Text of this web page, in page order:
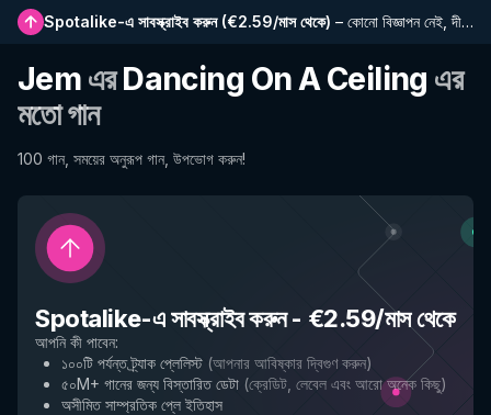
Spotalike-এ সাবস্ক্রাইব করুন(€2.59/মাস থেকে) – কোনো বিজ্ঞাপন নেই, দীর্ঘতর প্লেলিস্ট, সম্পূর্ণ ইতিহাস এবং নতুন বৈশিষ্ট্যে প্রাথমিক প্রবেশাধিকার
Jem এরDancing On A Ceiling এর
মতো গান
100 গান, সময়ের অনুরূপ গান, উপভোগ করুন!
Spotalike-এ সাবস্ক্রাইব করুন- €2.59/মাস থেকে
আপনি কী পাবেন:
১০০টি পর্যন্ত ট্র্যাক প্লেলিস্ট (আপনার আবিষ্কার দ্বিগুণ করুন)
৫০M+ গানের জন্য বিস্তারিত ডেটা (ক্রেডিট, লেবেল এবং আরো অনেক কিছু)
অসীমিত সাম্প্রতিক প্লে ইতিহাস